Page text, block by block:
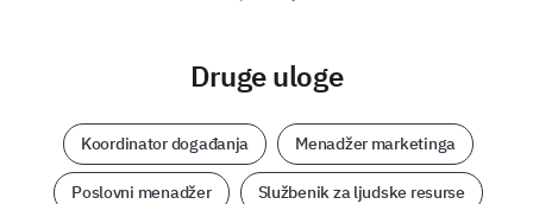
Druge uloge
Koordinator događanja Menadžer marketinga
Poslovni menadžer Službenik za ljudske resurse